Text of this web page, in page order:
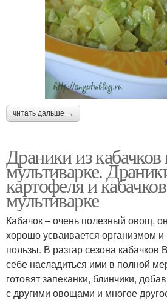
читать дальше →
Драники из кабачков
мультиварке.
картофеля и
мультиварке
Кабачок – очень полезный овощ,
хорошо усваивается организмом
пользы. В разгар сезона кабачков
себе насладиться ими в полной
готовят запеканки, блинчики,
с другими овощами и многое